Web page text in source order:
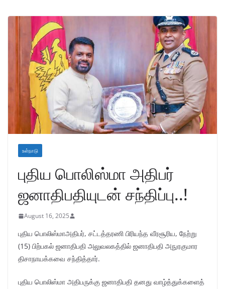
உள்நாடு
புதிய பொலிஸ்மா அதிபர்
ஜனாதிபதியுடன் சந்திப்பு..!
August 16, 2025
புதிய பொலிஸ்மாஅதிபர், சட்டத்தரணி பிரியந்த வீரசூரிய, நேற்று
(15) பிற்பகல் ஜனாதிபதி அலுவலகத்தில் ஜனாதிபதி அநுரகுமார
திசாநாயக்கவை சந்தித்தார்.
புதிய பொலிஸ்மா அதிபருக்கு ஜனாதிபதி தனது வாழ்த்துக்களைத்